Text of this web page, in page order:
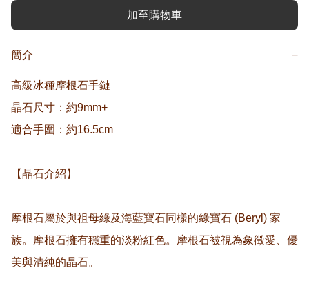
加至購物車
簡介 −
高級冰種摩根石手鏈
晶石尺寸：約9mm+
適合手圍：約16.5cm
【晶石介紹】
摩根石屬於與祖母綠及海藍寶石同樣的綠寶石 (Beryl) 家
族。摩根石擁有穩重的淡粉紅色。摩根石被視為象徵愛、優
美與清純的晶石。